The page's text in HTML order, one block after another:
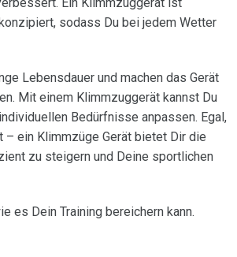
sodass Du bei jedem Wetter
Lebensdauer und machen das Gerät
Mit einem Klimmzuggerät kannst Du
Bedürfnisse anpassen. Egal,
ein Klimmzüge Gerät bietet Dir die
zu steigern und Deine sportlichen
es Dein Training bereichern kann.